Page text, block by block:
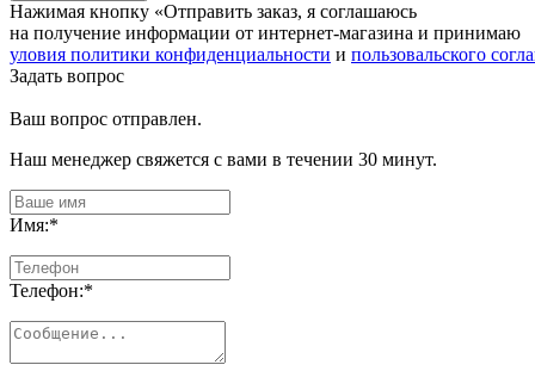
Нажимая кнопку «Отправить заказ, я соглашаюсь
на получение информации от интернет-магазина и принимаю
уловия политики конфиденциальности и пользовальского
Задать вопрос
Ваш вопрос отправлен.
Наш менеджер свяжется с вами в течении 30 минут.
Имя:*
Телефон:*